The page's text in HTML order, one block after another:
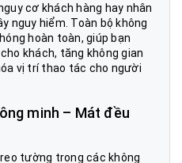
cơ khách hàng hay nhân
nguy hiểm. Toàn bộ không
hoàn toàn, giúp bạn
khách, tăng không gian
vị trí thao tác cho người
minh – Mát đều
tường trong các không